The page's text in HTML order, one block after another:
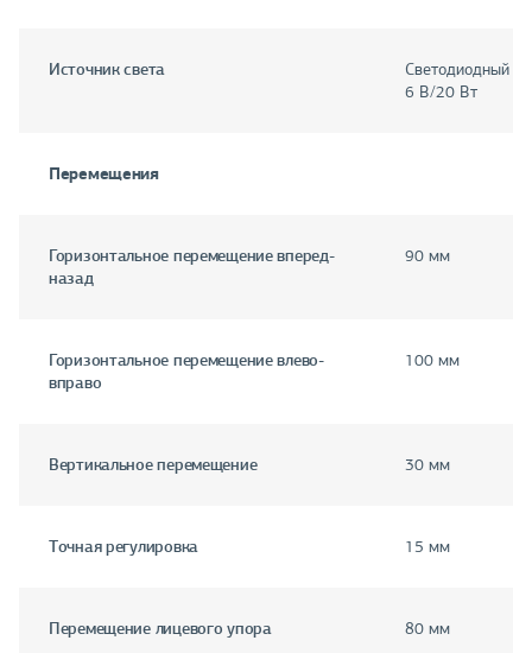
Источник света
Светодиодный
6 В/20 Вт
Перемещения
Горизонтальное перемещение вперед-
назад
90 мм
Горизонтальное перемещение влево-
вправо
100 мм
Вертикальное перемещение 30 мм
Точная регулировка 15 мм
Перемещение лицевого упора 80 мм